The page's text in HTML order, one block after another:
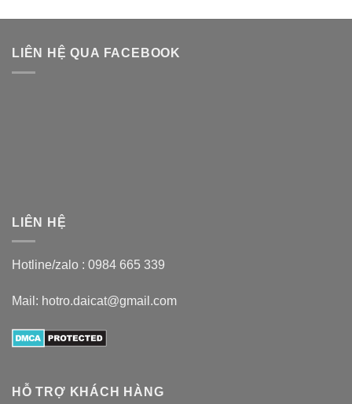
LIÊN HỆ QUA FACEBOOK
LIÊN HỆ
Hotline/zalo : 0984 665 339
Mail: hotro.daicat@gmail.com
HỖ TRỢ KHÁCH HÀNG